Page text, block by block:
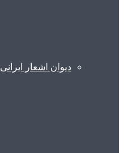
دیوان اشعار ایرانی